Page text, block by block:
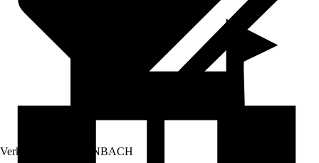
Verkauf durch: HORNBACH